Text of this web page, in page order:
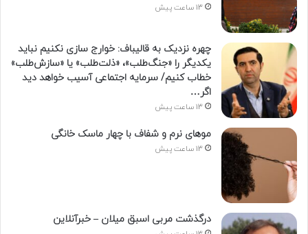
13 ساعت پیش
چهره نزدیک به قالیباف: خوارج سازی نکنیم نباید
یکدیگر را «جنگ‌طلب»، «ذلت‌طلب» یا «سازش‌طلب»
خطاب کنیم/ سرمایه اجتماعی آسیب خواهد دید
اگر…
13 ساعت پیش
موهای نرم و شفاف با چهار ماسک خانگی
13 ساعت پیش
درگذشت مربی اسبق میلان – خبرآنلاین